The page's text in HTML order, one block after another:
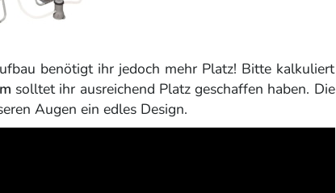
benötigt ihr jedoch mehr Platz! Bitte kalkuliert
solltet ihr ausreichend Platz geschaffen haben. Die
Augen ein edles Design.